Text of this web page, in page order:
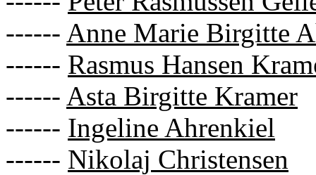
------ Anne Marie Birgitte
------ Rasmus Hansen
------ Asta Birgitte Kramer
------ Ingeline Ahrenkiel
------ Nikolaj Christensen